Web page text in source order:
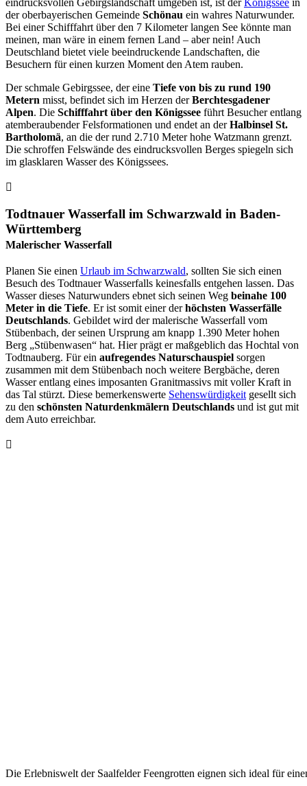
der oberbayerischen Gemeinde Schönau ein wahres Naturwunder.
Bei einer Schifffahrt über den 7 Kilometer langen See könnte man
meinen, man wäre in einem fernen Land – aber nein! Auch
Deutschland bietet viele beeindruckende Landschaften, die
Besuchern für einen kurzen Moment den Atem rauben.
Der schmale Gebirgssee, der eine Tiefe von bis zu rund 190
Metern misst, befindet sich im Herzen derBerchtesgadener
Alpen. Die Schifffahrt über den Königssee führt Besucher entlang
atemberaubender Felsformationen und endet an derHalbinsel St.
Bartholomä, an die der rund 2.710 Meter hohe Watzmann grenzt.
Die schroffen Felswände des eindrucksvollen Berges spiegeln sich
im glasklaren Wasser des Königssees.
Todtnauer Wasserfall im Schwarzwald in Baden-
Württemberg
Malerischer Wasserfall
Planen Sie einen Urlaub im Schwarzwald, sollten Sie sich einen
Besuch des Todtnauer Wasserfalls keinesfalls entgehen lassen. Das
Wasser dieses Naturwunders ebnet sich seinen Weg beinahe 100
Meter in die Tiefe. Er ist somit einer derhöchsten Wasserfälle
Deutschlands. Gebildet wird der malerische Wasserfall vom
Stübenbach, der seinen Ursprung am knapp 1.390 Meter hohen
Berg „Stübenwasen“ hat. Hier prägt er maßgeblich das Hochtal von
Todtnauberg. Für ein aufregendes Naturschauspiel sorgen
zusammen mit dem Stübenbach noch weitere Bergbäche, deren
Wasser entlang eines imposanten Granitmassivs mit voller Kraft in
das Tal stürzt. Diese bemerkenswerte Sehenswürdigkeit gesellt sich
zu den schönsten Naturdenkmälern Deutschlands und ist gut mit
dem Auto erreichbar.
Die Erlebniswelt der Saalfelder Feengrotten eignen sich ideal für